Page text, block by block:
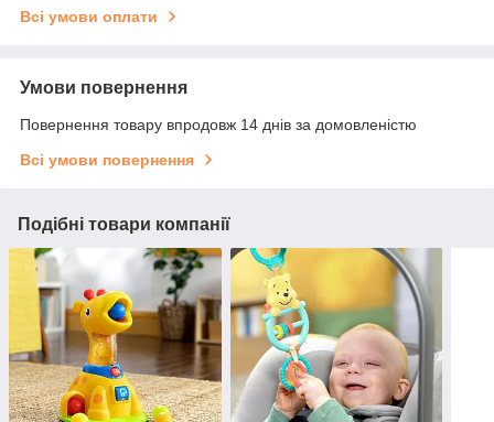
Всі умови оплати
Умови повернення
Повернення товару впродовж 14 днів за домовленістю
Всі умови повернення
Подібні товари компанії